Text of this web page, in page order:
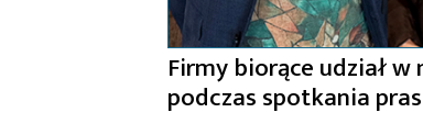
Firmy biorące udział
podczas spotkania